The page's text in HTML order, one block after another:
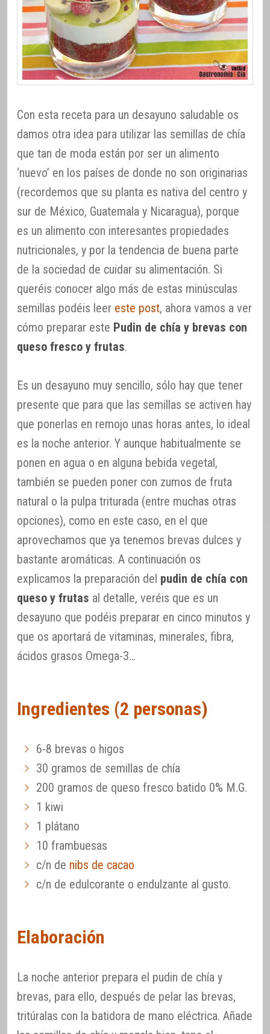
Con esta receta para un desayuno saludable os
damos otra idea para utilizar las semillas de chía
que tan de moda están por ser un alimento
‘nuevo’ en los países de donde no son originarias
(recordemos que su planta es nativa del centro y
sur de México, Guatemala y Nicaragua), porque
es un alimento con interesantes propiedades
nutricionales, y por la tendencia de buena parte
de la sociedad de cuidar su alimentación. Si
queréis conocer algo más de estas minúsculas
semillas podéis leer este post, ahora vamos a ver
cómo preparar este Pudin de chía y brevas con
queso fresco y frutas.
Es un desayuno muy sencillo, sólo hay que tener
presente que para que las semillas se activen hay
que ponerlas en remojo unas horas antes, lo ideal
es la noche anterior. Y aunque habitualmente se
ponen en agua o en alguna bebida vegetal,
también se pueden poner con zumos de fruta
natural o la pulpa triturada (entre muchas otras
opciones), como en este caso, en el que
aprovechamos que ya tenemos brevas dulces y
bastante aromáticas. A continuación os
explicamos la preparación del pudin de chía con
queso y frutas al detalle, veréis que es un
desayuno que podéis preparar en cinco minutos y
que os aportará de vitaminas, minerales, fibra,
ácidos grasos Omega-3…
Ingredientes (2 personas)
6-8 brevas o higos
30 gramos de semillas de chía
200 gramos de queso fresco batido 0% M.G.
1 kiwi
1 plátano
10 frambuesas
c/n de nibs de cacao
c/n de edulcorante o endulzante al gusto.
Elaboración
La noche anterior prepara el pudin de chía y
brevas, para ello, después de pelar las brevas,
tritúralas con la batidora de mano eléctrica. Añade